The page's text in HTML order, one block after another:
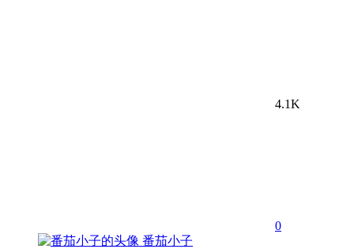
4.1K
0
番茄小子